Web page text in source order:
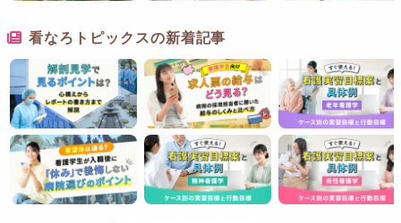
看なろトピックスの新着記事